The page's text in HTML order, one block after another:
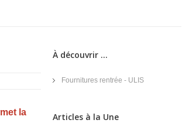
la
À découvrir ...
Fournitures rentrée - ULIS
Articles à la Une